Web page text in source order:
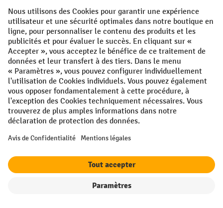
Des capuchons de pieds en plastique
Un dispositif anti-écartement
Des arceaux de sécurité ergonomiques
Grâce à ces caractéristiques, les échelles et escabeaux et
autres outils d’ascension garantissent une bonne stabilité au
sol et en l’air, et ce sur toute surface et sous toutes
conditions, même les plus exigeantes.
Du matériel pratique et simple d’utilisation
seulement sécurisés, ils sont aussi pratiques et confortables.
Pour les escabeaux pliants et les échelles télescopiques, par
le stockage est aiséet peu encombrant. Certains